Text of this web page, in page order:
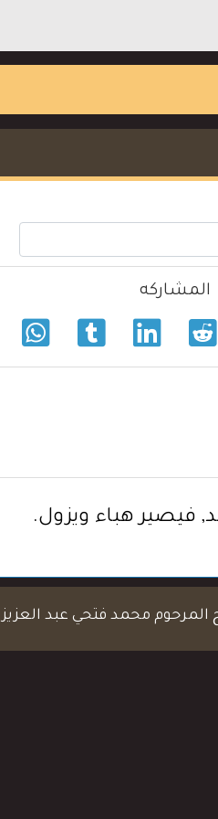
المشاركه
فيصير هباء ويزول.
المرحوم محمد فتحي عبد العزيز